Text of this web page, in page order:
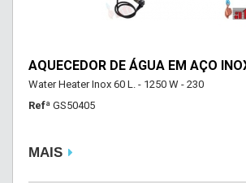
AQUECEDOR DE ÁGUA EM AÇO
Water Heater Inox 60 L. - 1250 W - 230
Refª GS50405
MAIS